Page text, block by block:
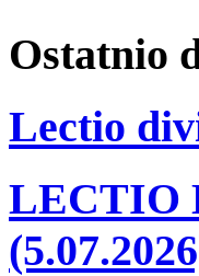
Ostatnio
Lectio
LECTIO